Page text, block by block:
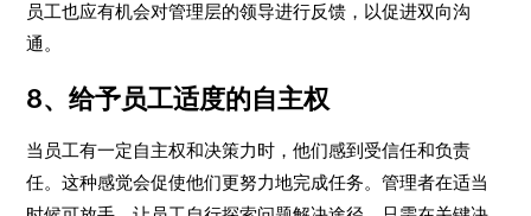
员工也应有机会对管理层的领导进行反馈，以促进双向沟
通。
8、给予员工适度的自主权
当员工有一定自主权和决策力时，他们感到受信任和负责
任。这种感觉会促使他们更努力地完成任务。管理者在适当